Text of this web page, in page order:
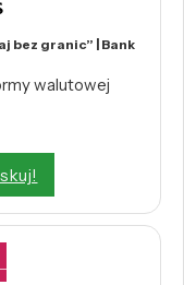
bez granic” | Bank
walutowej